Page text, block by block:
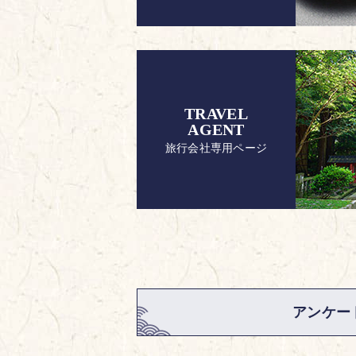
TRAVEL
AGENT
旅行会社専用ページ
アンケー